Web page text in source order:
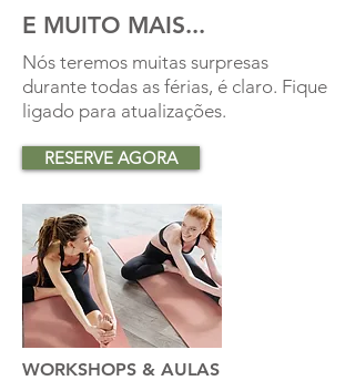
E MUITO MAIS...
Nós teremos muitas surpresas
durante todas as férias, é claro. Fique
ligado para atualizações.
RESERVE AGORA
WORKSHOPS & AULAS